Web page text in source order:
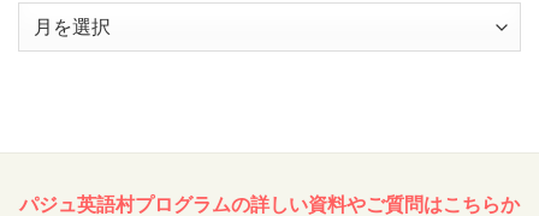
パジュ英語村プログラムの詳しい資料やご質問はこちらか